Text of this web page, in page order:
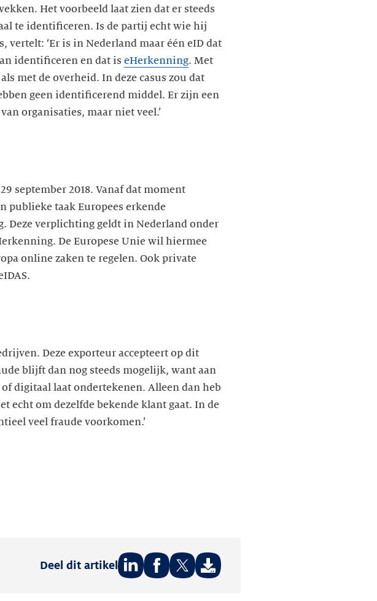
Het voorbeeld laat zien dat er steeds
te identificeren. Is de partij echt wie hij
vertelt: ‘Er is in Nederland maar één eID dat
identificeren en dat is eHerkenning. Met
met de overheid. In deze casus zou dat
geen identificerend middel. Er zijn een
organisaties, maar niet veel.’
september 2018. Vanaf dat moment
publieke taak Europees erkende
Deze verplichting geldt in Nederland onder
De Europese Unie wil hiermee
online zaken te regelen. Ook private
Deze exporteur accepteert op dit
blijft dan nog steeds mogelijk, want aan
of digitaal laat ondertekenen. Alleen dan heb
echt om dezelfde bekende klant gaat. In de
veel fraude voorkomen.’
Deel dit artikel